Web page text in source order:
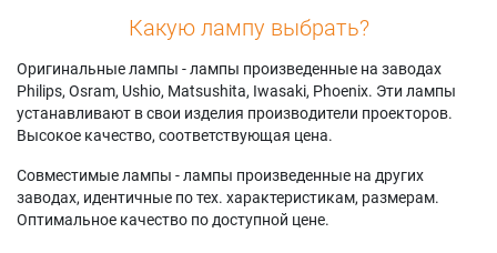
Какую лампу выбрать?
Оригинальные лампы - лампы произведенные на заводах
Philips, Osram, Ushio, Matsushita, Iwasaki, Phoenix. Эти лампы
устанавливают в свои изделия производители проекторов.
Высокое качество, соответствующая цена.
Совместимые лампы - лампы произведенные на других
заводах, идентичные по тех. характеристикам, размерам.
Оптимальное качество по доступной цене.